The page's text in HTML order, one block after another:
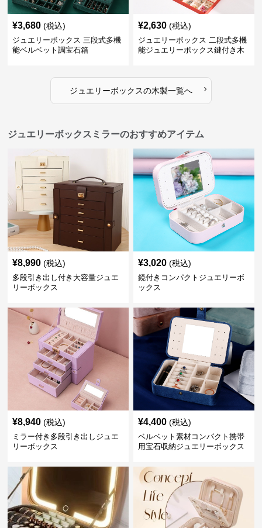
¥3,680 (税込)
ジュエリーボックス 三段式多機
能ベルベット調宝石箱
¥2,630 (税込)
ジュエリーボックス 二段式多機
能ジュエリーボックス鍵付き木
ジュエリーボックスの木製一覧へ ›
ジュエリーボックスミラーのおすすめアイテム
¥8,990 (税込)
多段引き出し付き大容量ジュエ
リーボックス
¥3,020 (税込)
鏡付きコンパクトジュエリーボ
ックス
¥8,940 (税込)
ミラー付き多段引き出しジュエ
リーボックス
¥4,400 (税込)
ベルベット素材コンパクト携帯
用宝石収納ジュエリーボックス